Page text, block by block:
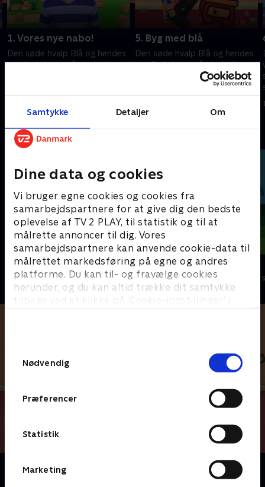
Samtykke Detaljer Om
Dine data og cookies
Vi bruger egne cookies og cookies fra
samarbejdspartnere for at give dig den bedste
oplevelse af TV 2 PLAY, til statistik og til at
målrette annoncer til dig. Vores
samarbejdspartnere kan anvende cookie-data til
målrettet markedsføring på egne og andres
platforme. Du kan til- og fravælge cookies
herunder, og du kan altid trække dit samtykke
tilbage ved at klikke på ’Cookie-indstillinger’ i
Nødvendig
Præferencer
Statistik
Marketing
1. Vores nye nabo!
Den søde hvalp Blå og hendes
ven Josh tager på et sjovt og
5. Byg med blå
Den søde hvalp Blå og hendes
ven Josh tager på et sjovt og
spændende eventyr fyldt med
skrappe gåder, der skal løses.
Andre så også
Mægtige maskiner
Børneserier • 1 sæsoner
Dino Deluxe
Børneserier • 1
Om Du og Blå løser gåder